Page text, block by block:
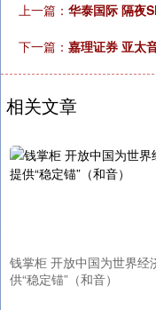
上一篇： 华泰国际 隔夜
下一篇： 嘉理证券 亚太
相关文章
钱掌柜 开放中国为世界经
供“稳定锚”（和音）